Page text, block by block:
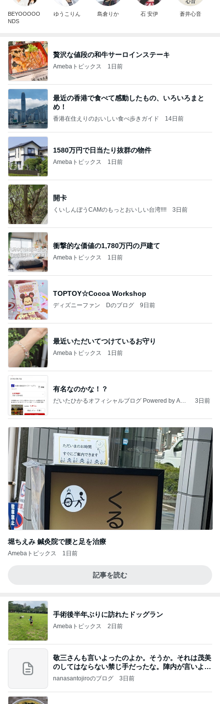
BEYOOOOO
NDS
ゆうこりん 島倉りか 石 安伊 蒼井心音
贅沢な値段の和牛サーロインステーキ
Amebaトピックス 1日前
最近の香港で食べて感動したもの、いろいろまと
め！
香港在住えりのおいしい食べ歩きガイド 14日前
1580万円で日当たり抜群の物件
Amebaトピックス 1日前
開卡
くいしんぼうCAMのもっとおいしい台湾!!!! 3日前
衝撃的な価値の1,780万円の戸建て
Amebaトピックス 1日前
TOPTOY☆Cocoa Workshop
ディズニーファン Dのブログ 9日前
最近いただいてつけているお守り
Amebaトピックス 1日前
有名なのかな！？
だいたひかるオフィシャルブログ Powered by Ame
3日前
堀ちえみ 鍼灸院で腰と足を治療
Amebaトピックス 1日前
記事を読む
手術後半年ぶりに訪れたドッグラン
Amebaトピックス 2日前
敬三さんも言いよったのよか。そうか。それは茂美
のしてはならない禁じ手だったな。陣内が言いよる
のよ
nanasantojiroのブログ 3日前